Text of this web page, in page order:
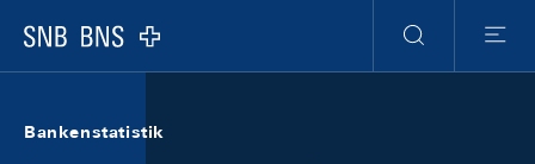
Logo
Suche
Menu
Bankenstatistik